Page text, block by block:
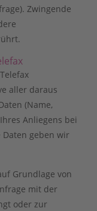
Zwingende
aller daraus
(Name,
Anliegens bei
geben wir
Grundlage von
mit der
oder zur